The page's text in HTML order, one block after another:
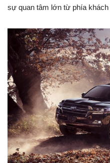
sự quan tâm lớn từ phía khách